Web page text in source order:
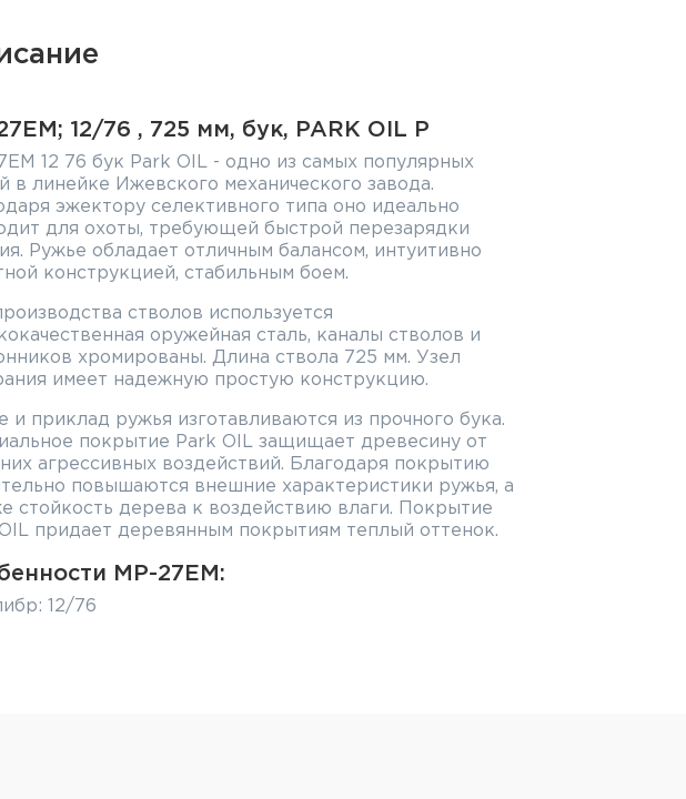
12/76 , 725 мм, бук, PARK OIL P
12 76 бук Park OIL - одно из самых популярных
в линейке Ижевского механического завода.
эжектору селективного типа оно идеально
для охоты, требующей быстрой перезарядки
Ружье обладает отличным балансом, интуитивно
конструкцией, стабильным боем.
стволов используется
оружейная сталь, каналы стволов и
хромированы. Длина ствола 725 мм. Узел
имеет надежную простую конструкцию.
и приклад ружья изготавливаются из прочного бука.
покрытие Park OIL защищает древесину от
агрессивных воздействий. Благодаря покрытию
повышаются внешние характеристики ружья, а
стойкость дерева к воздействию влаги. Покрытие
придает деревянным покрытиям теплый оттенок.
МР-27ЕМ:
12/76